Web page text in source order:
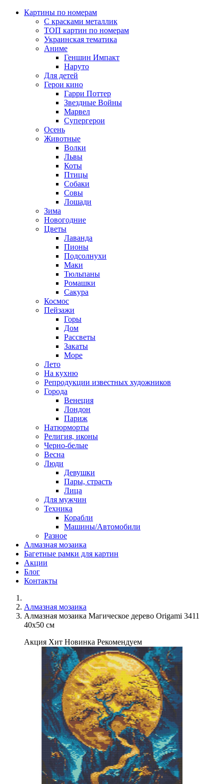
Картины по номерам
С красками металлик
ТОП картин по номерам
Украинская тематика
Аниме
Геншин Импакт
Наруто
Для детей
Герои кино
Гарри Поттер
Звездные Войны
Марвел
Супергерои
Осень
Животные
Волки
Львы
Коты
Птицы
Собаки
Совы
Лошади
Зима
Новогодние
Цветы
Лаванда
Пионы
Подсолнухи
Маки
Тюльпаны
Ромашки
Сакура
Космос
Пейзажи
Горы
Дом
Рассветы
Закаты
Море
Лето
На кухню
Репродукции известных художников
Города
Венеция
Лондон
Париж
Натюрморты
Религия, иконы
Черно-белые
Весна
Люди
Девушки
Пары, страсть
Лица
Для мужчин
Техника
Корабли
Машины/Автомобили
Разное
Алмазная мозаика
Багетные рамки для картин
Акции
Блог
Контакты
Алмазная мозаика
Алмазная мозаика Магическое дерево Origami 3411
40x50 см
Акция Хит Новинка Рекомендуем